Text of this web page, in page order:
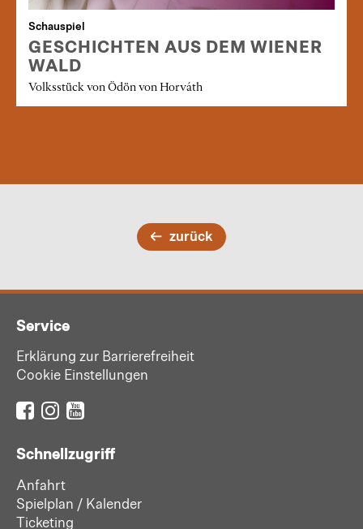
Schauspiel
GESCHICHTEN AUS DEM WIENER
WALD
Volksstück von Ödön von Horváth
zurück
Service
Erklärung zur Barrierefreiheit
Cookie Einstellungen
Schnellzugriff
Anfahrt
Spielplan / Kalender
Ticketing